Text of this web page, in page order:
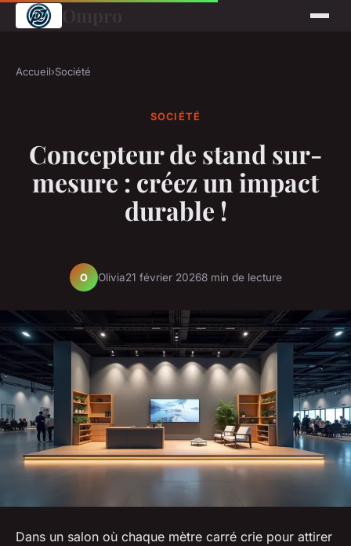
Accueil›Société
SOCIÉTÉ
Concepteur de stand sur-
mesure : créez un impact
durable !
O Olivia21 février 20268 min de lecture
Dans un salon où chaque mètre carré crie pour attirer